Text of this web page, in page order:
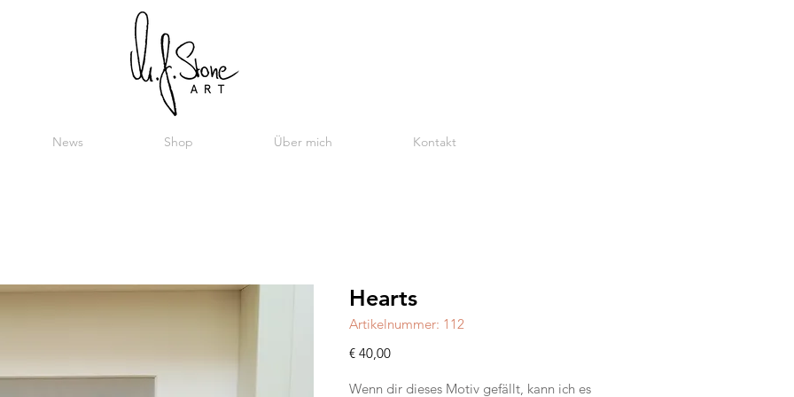
News Shop Über mich Kontakt
Hearts
Artikelnummer: 112
€ 40,00Preis
Wenn dir dieses Motiv gefällt, kann ich es